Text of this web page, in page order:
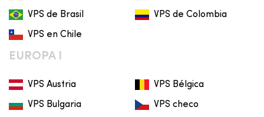
VPS de Brasil VPS de Colombia
VPS en Chile
EUROPA I
VPS Austria VPS Bélgica
VPS Bulgaria VPS checo